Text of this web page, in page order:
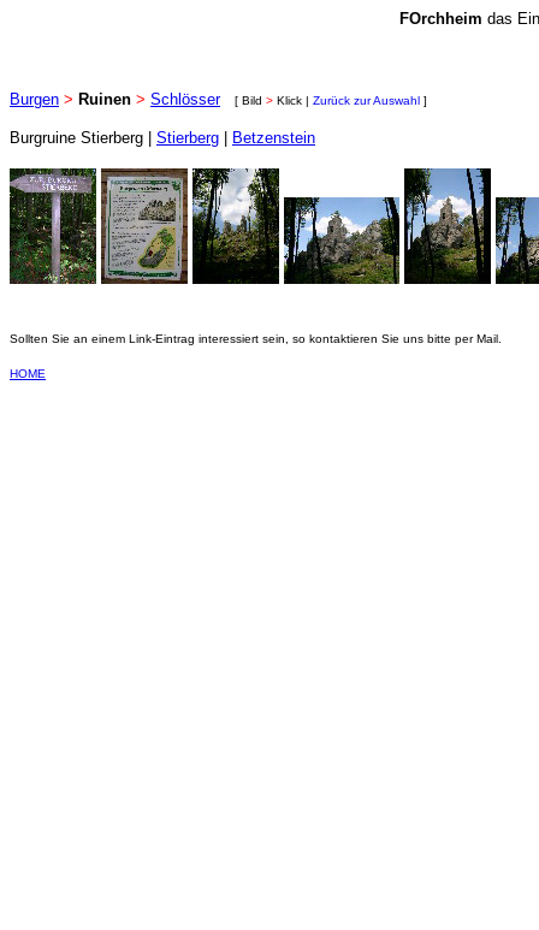
FOrchheim das
Burgen > Ruinen > Schlösser [ Bild > Klick | Zurück zur Auswahl ]
Burgruine Stierberg | Stierberg Betzenstein
Sollten Sie an einem Link-Eintrag interessiert sein, so kontaktieren Sie uns bitte per Mail.
HOME